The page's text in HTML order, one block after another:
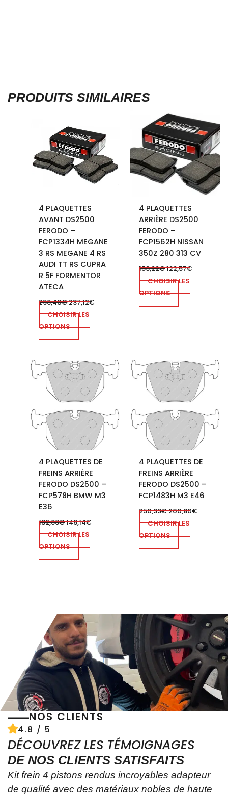
PRODUITS SIMILAIRES
4 PLAQUETTES
AVANT DS2500
FERODO –
FCP1334H MEGANE
3 RS MEGANE 4 RS
AUDI TT RS CUPRA
R 5F FORMENTOR
ATECA
296,40€237,12€
CHOISIR LES
OPTIONS
4 PLAQUETTES
ARRIÈRE DS2500
FERODO –
FCP1562H NISSAN
350Z 280 313 CV
153,22€122,57€
CHOISIR LES
OPTIONS
4 PLAQUETTES DE
FREINS ARRIÈRE
FERODO DS2500 –
FCP578H BMW M3
E36
182,66€146,14€
CHOISIR LES
OPTIONS
4 PLAQUETTES DE
FREINS ARRIÈRE
FERODO DS2500 –
FCP1483H M3 E46
250,99€200,80€
CHOISIR LES
OPTIONS
NOS CLIENTS
4.8 / 5
DÉCOUVREZ LES TÉMOIGNAGES
DE NOS CLIENTS SATISFAITS
J'ai acheté un kit frein brembo de megane 3
chez YBT cela fait déjà 2 ans et je n'est